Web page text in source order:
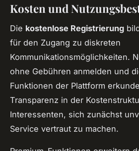
Kosten und
Die kostenlose Registrierung
für den Zugang zu diskreten
Kommunikationsmöglichkeiten.
ohne Gebühren anmelden und
Funktionen der Plattform
Transparenz in der
Interessenten, sich zunächst
Service vertraut zu machen.